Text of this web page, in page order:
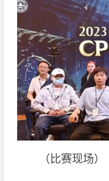
（比赛现场）